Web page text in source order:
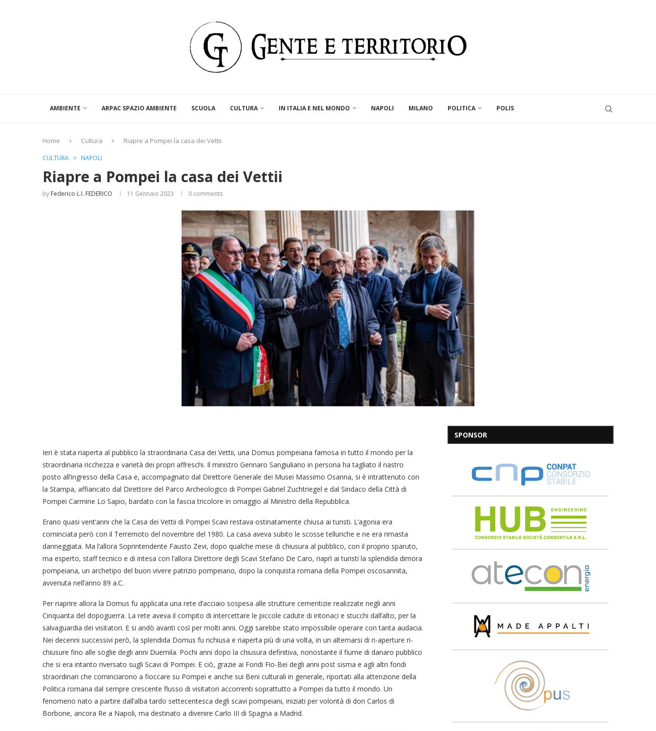
AMBIENTE ARPAC SPAZIO AMBIENTE SCUOLA CULTURA IN ITALIA E NEL MONDO NAPOLI MILANO POLITICA POLIS
Home Cultura Riapre a Pompei la casa dei Vettii
CULTURA NAPOLI
Riapre a Pompei la casa dei Vettii
by Federico L.I. FEDERICO 11 Gennaio 2023 0 comments
Ieri è stata riaperta al pubblico la straordinaria Casa dei Vettii, una Domus pompeiana famosa in tutto il mondo per la
straordinaria ricchezza e varietà dei propri affreschi. Il ministro Gennaro Sangiuliano in persona ha tagliato il nastro
posto all’ingresso della Casa e, accompagnato dal Direttore Generale dei Musei Massimo Osanna, si è intrattenuto con
la Stampa, affiancato dal Direttore del Parco Archeologico di Pompei Gabriel Zuchtriegel e dal Sindaco della Città di
Pompei Carmine Lo Sapio, bardato con la fascia tricolore in omaggio al Ministro della Repubblica.
Erano quasi vent’anni che la Casa dei Vettii di Pompei Scavi restava ostinatamente chiusa ai turisti. L’agonia era
cominciata però con il Terremoto del novembre del 1980. La casa aveva subito le scosse telluriche e ne era rimasta
danneggiata. Ma l’allora Soprintendente Fausto Zevi, dopo qualche mese di chiusura al pubblico, con il proprio sparuto,
ma esperto, staff tecnico e di intesa con l’allora Direttore degli Scavi Stefano De Caro, riaprì ai turisti la splendida dimora
pompeiana, un archetipo del buon vivere patrizio pompeiano, dopo la conquista romana della Pompei oscosannita,
avvenuta nell’anno 89 a.C.
Per riaprire allora la Domus fu applicata una rete d’acciaio sospesa alle strutture cementizie realizzate negli anni
Cinquanta del dopoguerra. La rete aveva il compito di intercettare le piccole cadute di intonaci e stucchi dall’alto, per la
salvaguardia dei visitatori. E si andò avanti così per molti anni. Oggi sarebbe stato impossibile operare con tanta audacia.
Nei decenni successivi però, la splendida Domus fu richiusa e riaperta più di una volta, in un alternarsi di ri-aperture ri-
chiusure fino alle soglie degli anni Duemila. Pochi anni dopo la chiusura definitiva, nonostante il fiume di danaro pubblico
che si era intanto riversato sugli Scavi di Pompei. E ciò, grazie ai Fondi Fio-Bei degli anni post sisma e agli altri fondi
straordinari che cominciarono a fioccare su Pompei e anche sui Beni culturali in generale, riportati alla attenzione della
Politica romana dal sempre crescente flusso di visitatori accorrenti soprattutto a Pompei da tutto il mondo. Un
fenomeno nato a partire dall’alba tardo settecentesca degli scavi pompeiani, iniziati per volontà di don Carlos di
Borbone, ancora Re a Napoli, ma destinato a divenire Carlo III di Spagna a Madrid.
SPONSOR